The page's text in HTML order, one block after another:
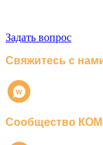
Задать вопрос
Свяжитесь с
Сообщество